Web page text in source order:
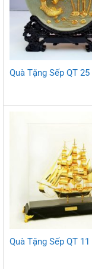
Quà Tặng Sếp QT 25
Quà Tặng Sếp QT 11